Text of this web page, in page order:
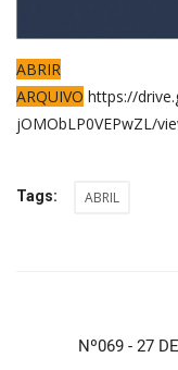
ABRIR
ARQUIVO https://
jOMObLP0VEPwZL/
Tags: ABRIL
Nº069 - 27